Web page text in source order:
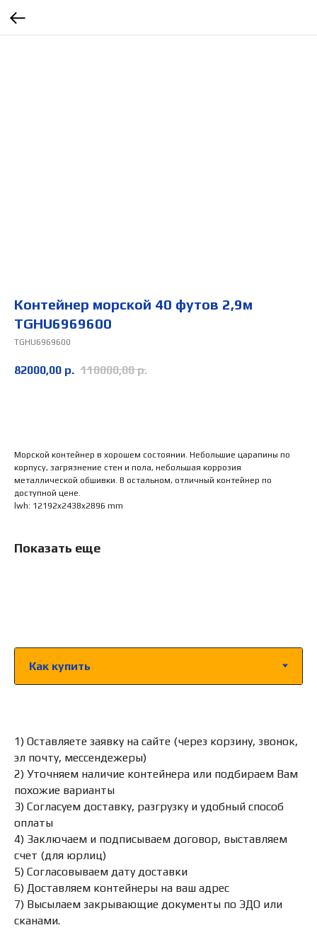
Контейнер морской 40 футов 2,9м
TGHU6969600
TGHU6969600
82000,00 р. 110000,00 р.
Морской контейнер в хорошем состоянии. Небольшие царапины по
корпусу, загрязнение стен и пола, небольшая коррозия
металлической обшивки. В остальном, отличный контейнер по
доступной цене.
lwh: 12192x2438x2896 mm
Показать еще
1) Оставляете заявку на сайте (через корзину, звонок,
эл почту, мессендежеры)
2) Уточняем наличие контейнера или подбираем Вам
похожие варианты
3) Согласуем доставку, разгрузку и удобный способ
оплаты
4) Заключаем и подписываем договор, выставляем
счет (для юрлиц)
5) Согласовываем дату доставки
6) Доставляем контейнеры на ваш адрес
7) Высылаем закрывающие документы по ЭДО или
сканами.